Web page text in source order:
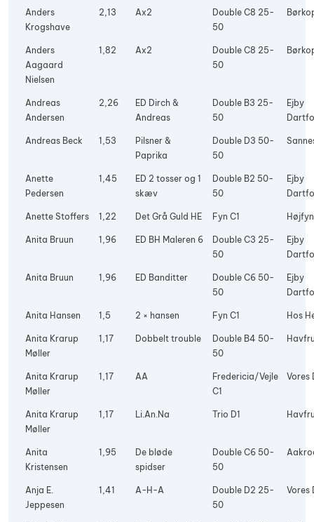
Anders
Krogshave
2,13 Ax2
Double C8 25-
50
Anders
Aagaard
Nielsen
1,82 Ax2
Double C8 25-
50
Andreas
Andersen
2,26
ED Dirch &
Andreas
Double B3 25-
50
Ejby
Andreas Beck 1,53
Pilsner &
Paprika
Double D3 50-
50
Anette
Pedersen
1,45
ED 2 tosser og 1
skæv
Double B2 50-
50
Ejby
Anette Stoffers 1,22 Det Grå Guld HE Fyn C1
Anita Bruun 1,96 ED BH Maleren 6
Double C3 25-
50
Ejby
Anita Bruun 1,96 ED Banditter
Double C6 50-
50
Ejby
Anita Hansen 1,5 2 × hansen Fyn C1 Hos
Anita Krarup
Møller
1,17 Dobbelt trouble
Double B4 50-
50
Anita Krarup
Møller
1,17 AA
Fredericia/Vejle
C1
Vores
Anita Krarup
Møller
1,17 Li.An.Na Trio D1
Anita
Kristensen
1,95
De bløde
spidser
Double C6 50-
50
Anja E.
Jeppesen
1,41 A-H-A
Double D2 25-
50
Vores